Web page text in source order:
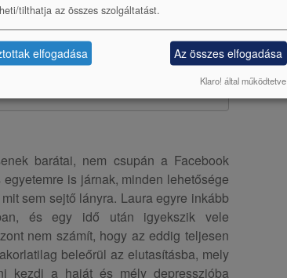
barátai, nem csupán a Facebook
is járnak, minden lehetősége
sem sejtő lányra. Laura egyre inkább
és egy idő után igyekszik vele
nem számít, hogy az eddig teljesen
beleőrül az elutasításba, mely
kezdi a haját és mély depresszióba
tilthatja az összes szolgáltatást.
elfogadása Az összes elfogadása
Klaro! által működtetve